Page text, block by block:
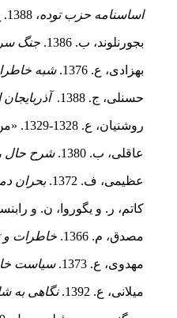
اساسنامه حزب توده، 1388. چ دوم. مهرماه. حزب توده ایران:تهران مصور.
بجورنلوند، ب. 1386. جنگ
بهزادی، ع. 1376. شبه
حسنلی، ج. 1388.
روشنیان، ع. 1328-1329. «من جاسوس شوروی در ایران بودم». هفته‌نامه
عاقلی، ب. 1380. شرح حال
عظیمی، ف. 1372. بحران
کاتم، ر. و یگوروا، ن. و رابنسون،
مصدق، م. 1366. خاطرات و
مهدوی، ع. 1373. سیاست خارجی
میلانی، ع. 1392. نگاهی به